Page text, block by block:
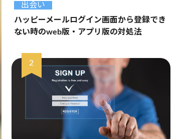
出会い
ハッピーメールログイン画面から登録でき
ない時のweb版・アプリ版の対処法